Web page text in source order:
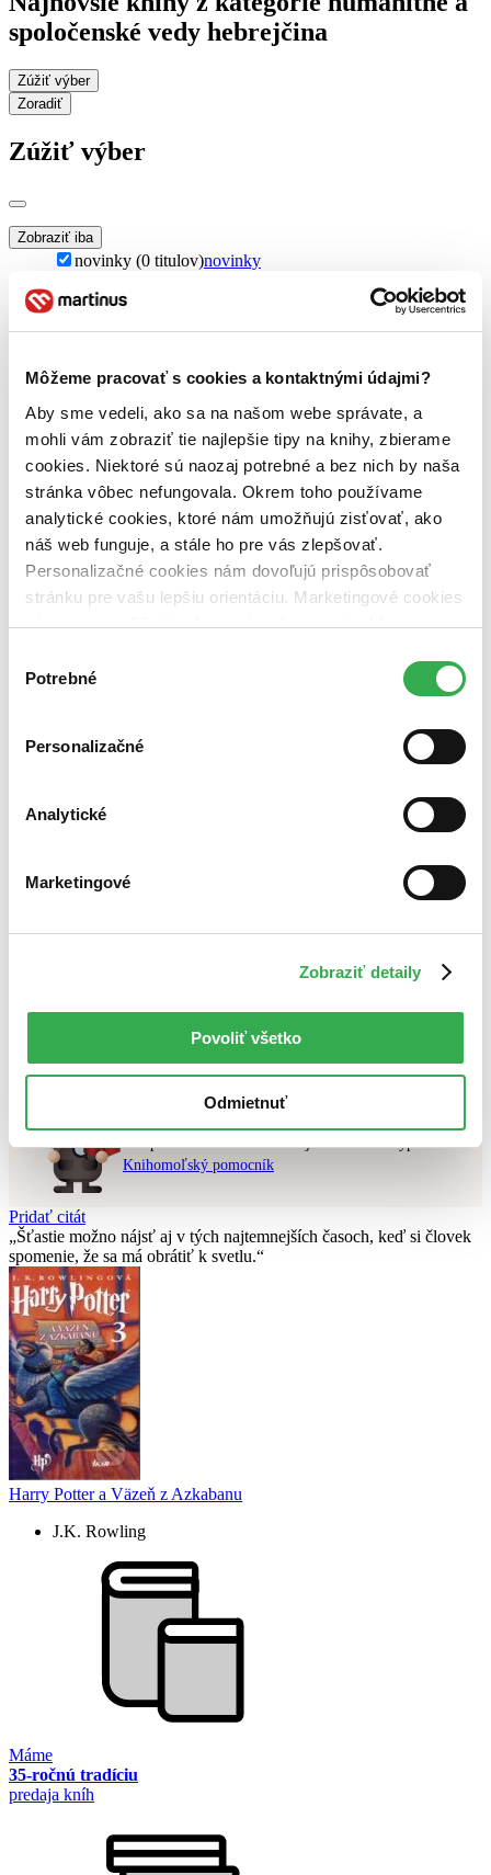
Môžeme pracovať s cookies a kontaktnými údajmi?
Aby sme vedeli, ako sa na našom webe správate, a
mohli vám zobraziť tie najlepšie tipy na knihy, zbierame
cookies. Niektoré sú naozaj potrebné a bez nich by naša
stránka vôbec nefungovala. Okrem toho používame
analytické cookies, ktoré nám umožňujú zisťovať, ako
náš web funguje, a stále ho pre vás zlepšovať.
Personalizačné cookies nám dovoľujú prispôsobovať
stránku pre vašu lepšiu orientáciu. Marketingové cookies
nám zas umožňujú zobrazenie relevantnej reklamy.
nám pomohlo, keby sme mohli používať všetky tieto
súhlasu
Potrebné
Personalizačné
Analytické
Marketingové
Zobraziť detaily
Povoliť všetko
Odmietnuť
spoločenské vedy hebrejčina
Zúžiť výber
Zoradiť
Zúžiť výber
Zobraziť iba
novinky (0 titulov)novinky
predpredaj (0 titulov)
pripravujeme (0 titulov)pripravujeme
dostupná (bez vypredaných) (0 titulov)dostupná (bez
vypredaných)
Nové / čítané
nová (0 titulov)nová
čítaná (0 titulov)čítaná
čítaná - výborný stav (0 titulov)
čítaná - výborný stav
čítaná - mierne opotrebovaná (0 titulov)
opotrebovaná
čítané verzie vypredaných kníh (0 titulov)čítané verzie
Bestsellery
Top hodnotené
Najlacnejšie
Skúste prosím zmeniť vyhľadávaný výraz.
Knihomoľský pomocník
Pridať citát
Šťastie možno nájsť aj v tých najtemnejších časoch, keď si človek
spomenie, že sa má obrátiť k svetlu.
Harry Potter a Väzeň z Azkabanu
J.K. Rowling
Máme
35-ročnú tradíciu
predaja kníh